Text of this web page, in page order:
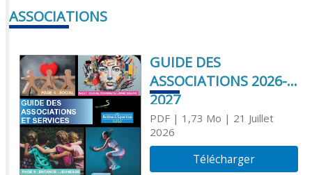
ASSOCIATIONS
GUIDE DES
ASSOCIATIONS 2026-
2027
PDF| 1,73 Mo | 21 Juillet
2026
Télécharger